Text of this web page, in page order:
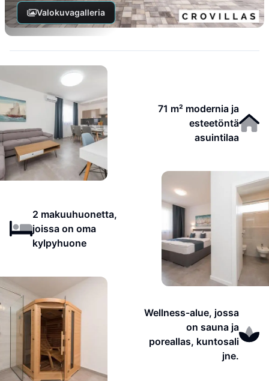
Valokuvagalleria
71 m² modernia ja
esteetöntä
asuintilaa
2 makuuhuonetta,
joissa on oma
kylpyhuone
Wellness-alue, jossa
on sauna ja
poreallas, kuntosali
jne.